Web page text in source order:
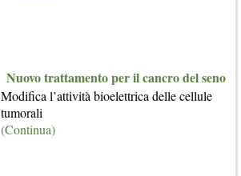
Nuovo trattamento per il cancro del seno
Modifica l’attività bioelettrica delle cellule
tumorali
(Continua)